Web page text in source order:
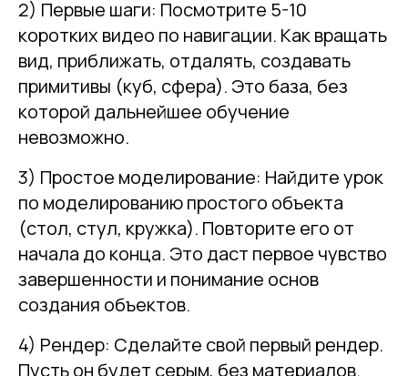
2) Первые шаги: Посмотрите 5-10
коротких видео по навигации. Как вращать
вид, приближать, отдалять, создавать
примитивы (куб, сфера). Это база, без
которой дальнейшее обучение
невозможно.
3) Простое моделирование: Найдите урок
по моделированию простого объекта
(стол, стул, кружка). Повторите его от
начала до конца. Это даст первое чувство
завершенности и понимание основ
создания объектов.
4) Рендер: Сделайте свой первый рендер.
Пусть он будет серым, без материалов.